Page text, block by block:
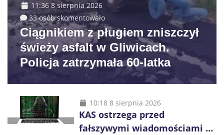
11:36 8 sierpnia 2026
33 osób skomentowało
Ciągnikiem z pługiem zniszczył
świeży asfalt w Gliwicach.
Policja zatrzymała 60-latka
10:18 8 sierpnia 2026
KAS ostrzega przed
fałszywymi wiadomościami o